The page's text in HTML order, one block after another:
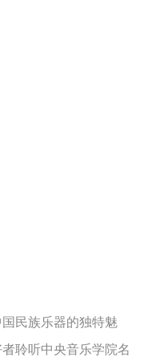
民族乐器的独特魅
聆听中央音乐学院名